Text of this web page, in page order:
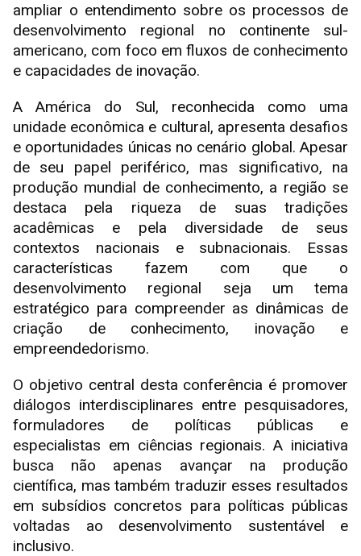
ampliar o entendimento sobre os processos de
desenvolvimento regional no continente sul-
americano, com foco em fluxos de conhecimento
e capacidades de inovação.
A América do Sul, reconhecida como uma
unidade econômica e cultural, apresenta desafios
e oportunidades únicas no cenário global. Apesar
de seu papel periférico, mas significativo, na
produção mundial de conhecimento, a região se
destaca pela riqueza de suas tradições
acadêmicas e pela diversidade de seus
contextos nacionais e subnacionais. Essas
características fazem com que o
desenvolvimento regional seja um tema
estratégico para compreender as dinâmicas de
criação de conhecimento, inovação e
empreendedorismo.
O objetivo central desta conferência é promover
diálogos interdisciplinares entre pesquisadores,
formuladores de políticas públicas e
especialistas em ciências regionais. A iniciativa
busca não apenas avançar na produção
científica, mas também traduzir esses resultados
em subsídios concretos para políticas públicas
voltadas ao desenvolvimento sustentável e
inclusivo.